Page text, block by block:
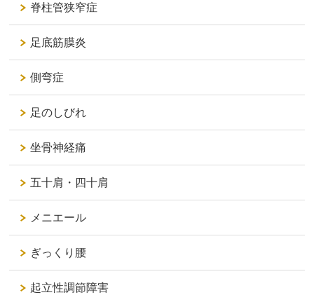
脊柱管狭窄症
足底筋膜炎
側弯症
足のしびれ
坐骨神経痛
五十肩・四十肩
メニエール
ぎっくり腰
起立性調節障害